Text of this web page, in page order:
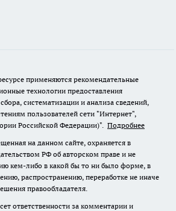
применяются рекомендательные
технологии предоставления
систематизации и анализа сведений,
пользователей сети "Интернет",
Российской Федерации)". Подробнее
на данном сайте, охраняется в
РФ об авторском праве и не
кем-либо в какой бы то ни было форме, в
распространению, переработке не иначе
правообладателя.
ответственности за комментарии и